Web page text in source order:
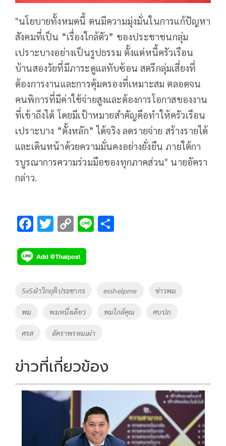
"นโยบายทั้งหมดนี้ ตนมีความมุ่งมั่นในการแก้ปัญหา
สังคมที่เป็น “เรื่องใกล้ตัว” ของประชาชนกลุ่ม
เปราะบางอย่างเป็นรูปธรรม ตั้งแต่หนี้ครัวเรือน
บ้านสองวัยที่มีภาระดูแลทับซ้อน สตรีกลุ่มเสี่ยงที่
ต้องการงานและการคุ้มครองที่เหมาะสม ตลอดจน
คนพิการที่มีค่าใช้จ่ายสูงและต้องการโอกาสของงาน
ที่เข้าถึงได้ โดยมีเป้าหมายสำคัญคือทำให้ครัวเรือน
เปราะบาง “ตั้งหลัก” ได้จริง ลดรายจ่าย สร้างรายได้
และเดินหน้าด้วยความมั่นคงอย่างยั่งยืน ภายใต้กา
รบูรณาการความร่วมมือของทุกภาคส่วน" นายอัครา
กล่าว.
F
e
b
o
T
tt
er
C
p
y
Li
n
k
Li
Tags
5x5ฝ่าวิกฤติประชากร esshelpme ข่าวพม
พม พมหนึ่งเดียว พมใกล้คุณ ศบปภ
ศรส อัคราพรหมเผ่า
ข่าวที่เกี่ยวข้อง